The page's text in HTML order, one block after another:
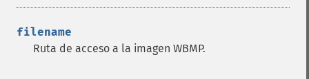
filename
Ruta de acceso a la imagen WBMP.